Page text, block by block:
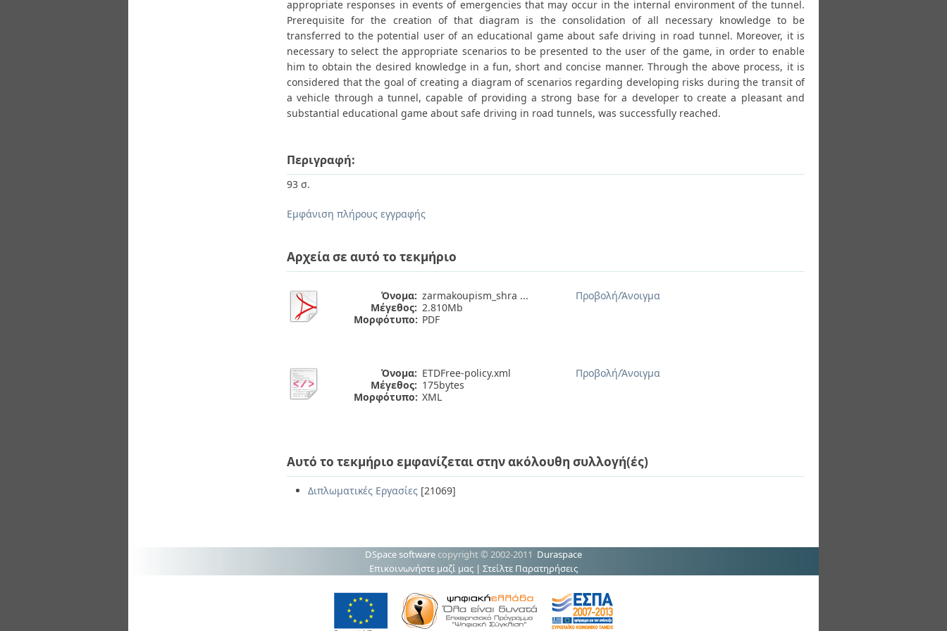
appropriate responses in events of emergencies that may occur in the internal environment of the tunnel.
Prerequisite for the creation of that diagram is the consolidation of all necessary knowledge to be
transferred to the potential user of an educational game about safe driving in road tunnel. Moreover, it is
necessary to select the appropriate scenarios to be presented to the user of the game, in order to enable
him to obtain the desired knowledge in a fun, short and concise manner. Through the above process, it is
considered that the goal of creating a diagram of scenarios regarding developing risks during the transit of
a vehicle through a tunnel, capable of providing a strong base for a developer to create a pleasant and
substantial educational game about safe driving in road tunnels, was successfully reached.
Περιγραφή:
93 σ.
Εμφάνιση πλήρους εγγραφής
Αρχεία σε αυτό το τεκμήριο
Όνομα: zarmakoupism_shra ...
Μέγεθος: 2.810Mb
Μορφότυπο: PDF
Προβολή/Άνοιγμα
Όνομα: ETDFree-policy.xml
Μέγεθος: 175bytes
Μορφότυπο: XML
Προβολή/Άνοιγμα
Αυτό το τεκμήριο εμφανίζεται στην ακόλουθη συλλογή(ές)
Διπλωματικές Εργασίες [21069]
DSpace software copyright © 2002-2011 Duraspace
Επικοινωνήστε μαζί μας | Στείλτε Παρατηρήσεις